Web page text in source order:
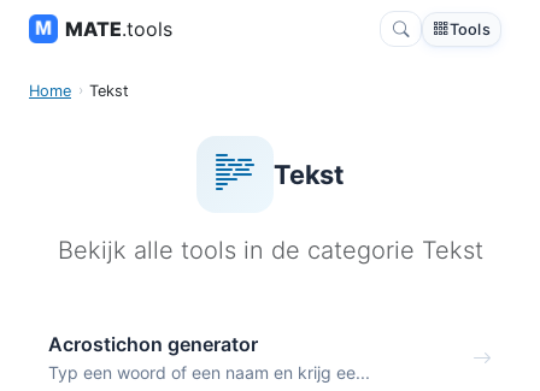
MATE.tools Tools
Home Tekst
Tekst
Bekijk alle tools in de categorie Tekst
Acrostichon generator
Typ een woord of een naam en krijg ee...